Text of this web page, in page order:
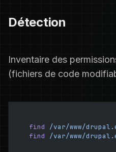
Détection
Inventaire des
(fichiers de code
find /var/www/
find
/var/www/